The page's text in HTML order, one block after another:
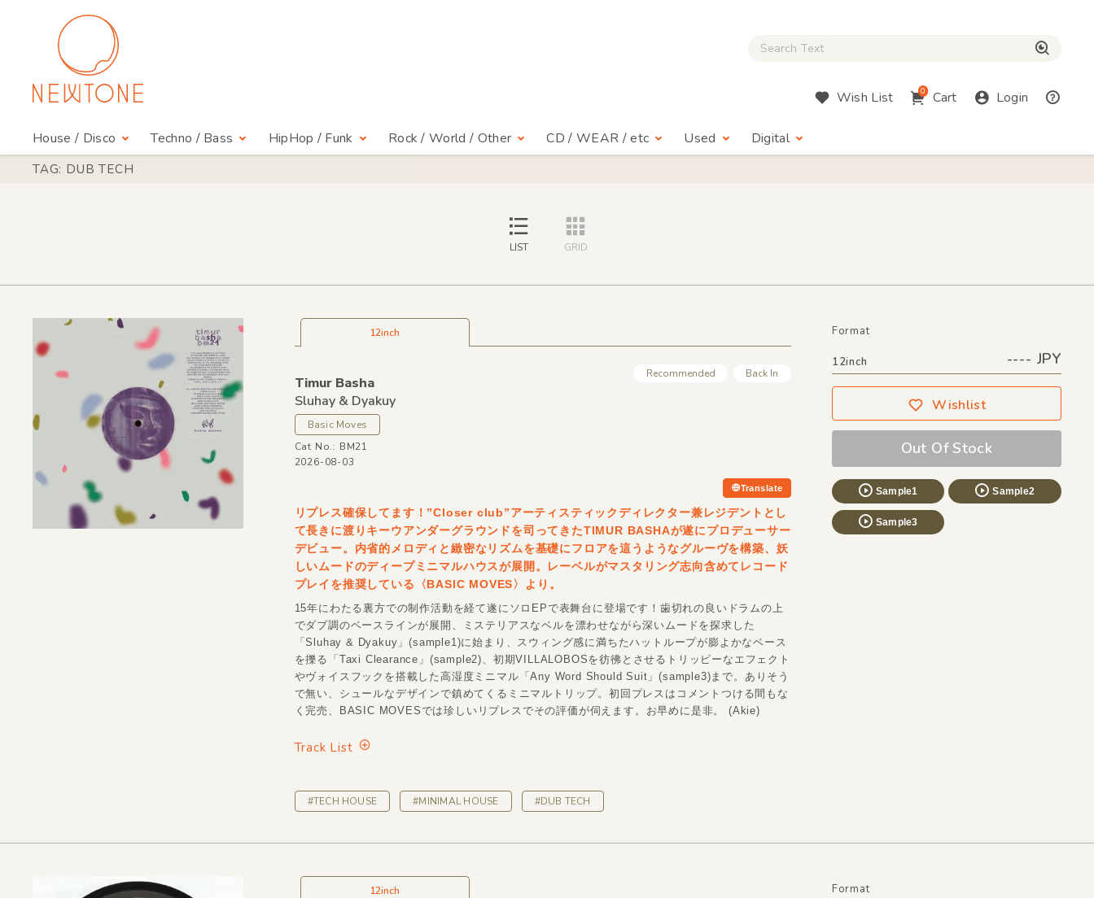
Close Search box
Wish List 0 Cart Login
House / Disco Techno / Bass HipHop / Funk Rock / World / Other CD / WEAR / etc Used Digital
TAG: DUB TECH
LIST GRID
12inch
Recommended Back In
Timur Basha
Sluhay &Dyakuy
Basic Moves
Cat No.: BM21
2026-08-03
Translate
Format
12inch ---- JPY
Wishlist
Out Of Stock
Sample1 Sample2
Sample3
リプレス確保してます！”Closer club”アーティスティックディレクター兼レジデントとし
て長きに渡りキーウアンダーグラウンドを司ってきたTIMUR BASHAが遂にプロデューサー
デビュー。内省的メロディと緻密なリズムを基礎にフロアを這うようなグルーヴを構築、妖
しいムードのディープミニマルハウスが展開。レーベルがマスタリング志向含めてレコード
プレイを推奨している〈BASIC MOVES〉より。
15年にわたる裏方での制作活動を経て遂にソロEPで表舞台に登場です！歯切れの良いドラムの上
でダブ調のベースラインが展開、ミステリアスなベルを漂わせながら深いムードを探求した
「Sluhay & Dyakuy」(sample1)に始まり、スウィング感に満ちたハットループが膨よかなベース
を擽る「Taxi Clearance」(sample2)、初期VILLALOBOSを彷彿とさせるトリッピーなエフェクト
やヴォイスフックを搭載した高湿度ミニマル「Any Word Should Suit」(sample3)まで。ありそう
で無い、シュールなデザインで鎮めてくるミニマルトリップ。初回プレスはコメントつける間もな
く完売、BASIC MOVESでは珍しいリプレスでその評価が伺えます。お早めに是非。 (Akie)
Track List
#TECH HOUSE #MINIMAL HOUSE #DUB TECH
12inch Format